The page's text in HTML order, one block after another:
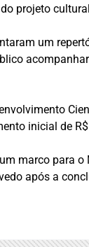
projeto
um
inicial de
marco para
após a